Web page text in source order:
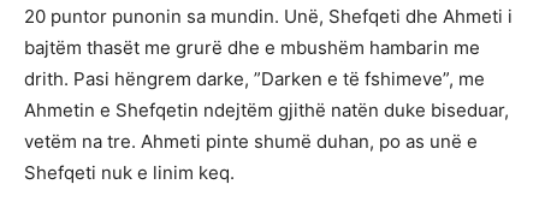
20 puntor punonin sa mundin. Unë, Shefqeti dhe Ahmeti i
bajtëm thasët me grurë dhe e mbushëm hambarin me
drith. Pasi hëngrem darke, ”Darken e të fshimeve”, me
Ahmetin e Shefqetin ndejtëm gjithë natën duke biseduar,
vetëm na tre. Ahmeti pinte shumë duhan, po as unë e
Shefqeti nuk e linim keq.